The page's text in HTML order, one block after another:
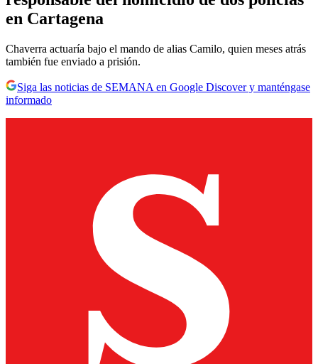
en Cartagena
Chaverra actuaría bajo el mando de alias Camilo, quien meses atrás
también fue enviado a prisión.
Siga las noticias de SEMANA en Google Discover y manténgase
informado